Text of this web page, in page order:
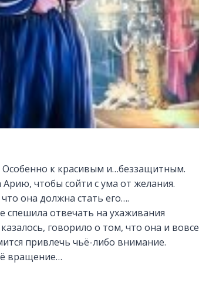
к красивым и…беззащитным.
чтобы сойти с ума от желания.
она должна стать его….
спешила отвечать на ухаживания
говорило о том, что она и вовсе
привлечь чьё-либо внимание.
вращение…